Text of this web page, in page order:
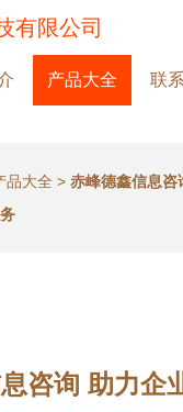
有限公司
产品大全 联
品大全 > 赤峰德鑫信息咨
咨询 助力企